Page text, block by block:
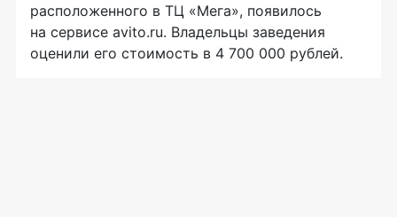
расположенного в ТЦ «Мега», появилось
на сервисе avito.ru. Владельцы заведения
оценили его стоимость в 4 700 000 рублей.